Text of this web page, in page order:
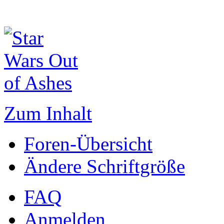
Zum Inhalt
Foren-Übersicht
Ändere Schriftgröße
FAQ
Anmelden